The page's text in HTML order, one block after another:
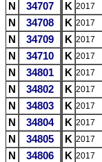
N 34707 K 2017
N 34708 K 2017
N 34709 K 2017
N 34710 K 2017
N 34801 K 2017
N 34802 K 2017
N 34803 K 2017
N 34804 K 2017
N 34805 K 2017
N 34806 K 2017